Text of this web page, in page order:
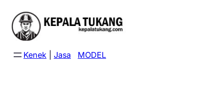
content
Kenek Jasa MODEL